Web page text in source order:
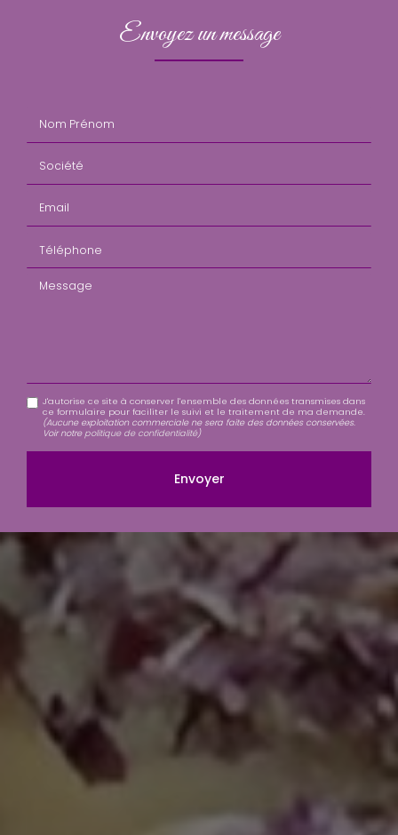
Envoyez un message
Message
J'autorise ce site à conserver l'ensemble des données transmises dans
ce formulaire pour faciliter le suivi et le traitement de ma demande.
(Aucune exploitation commerciale ne sera faite des données conservées.
Voir notre politique de confidentialité)